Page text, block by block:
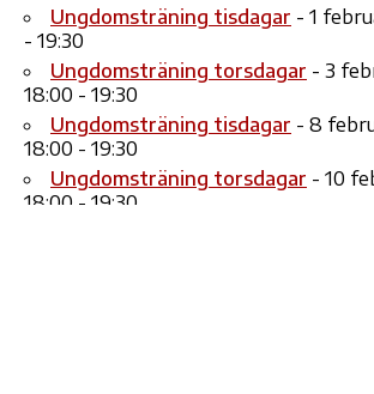
Ungdomsträning tisdagar - 1
- 19:30
Ungdomsträning torsdagar - 3
18:00 - 19:30
Ungdomsträning tisdagar - 8
18:00 - 19:30
Ungdomsträning torsdagar - 10
18:00 - 19:30